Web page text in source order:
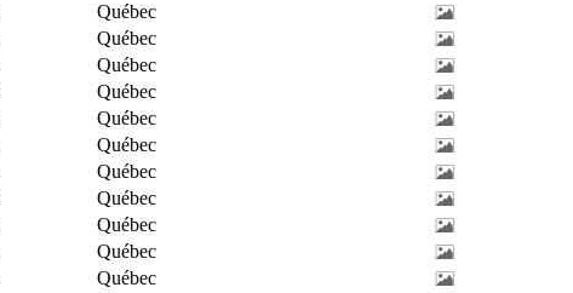
Québec
Québec
Québec
Québec
Québec
Québec
Québec
Québec
Québec
Québec
Québec